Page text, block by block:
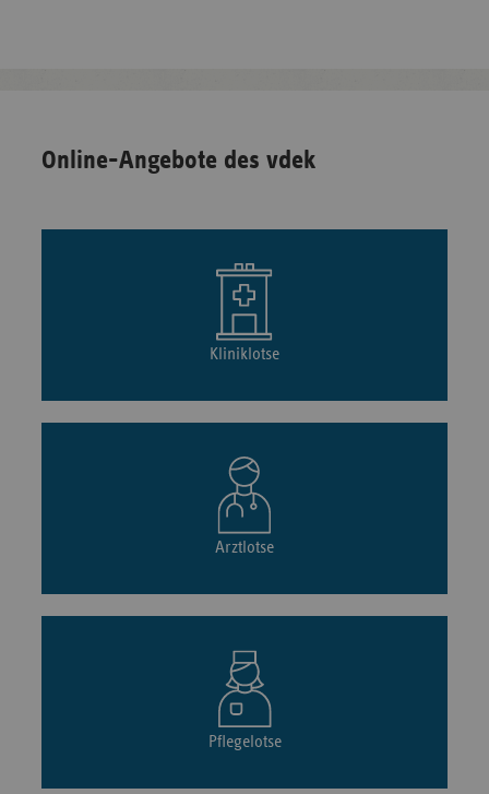
Online-Angebote des vdek
Kliniklotse
Arztlotse
Pflegelotse